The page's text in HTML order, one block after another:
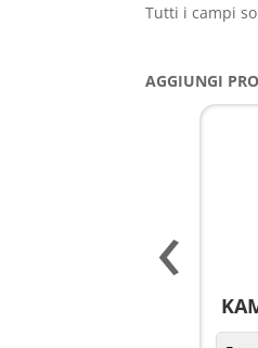
Tutti i campi
AGGIUNGI
‹